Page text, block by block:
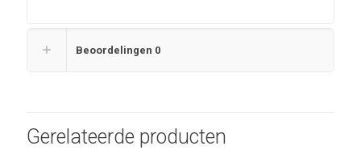
Beoordelingen 0
Gerelateerde producten